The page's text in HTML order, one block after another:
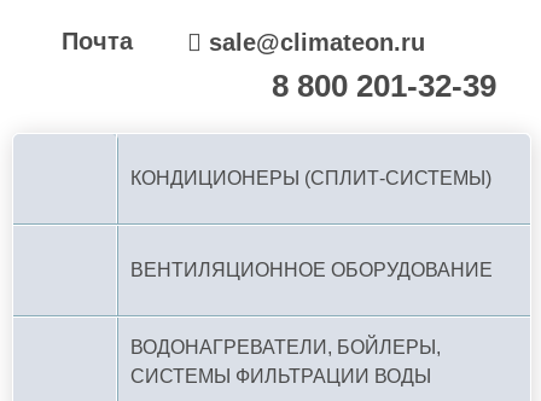
Почта sale@climateon.ru
8 800 201-32-39
КОНДИЦИОНЕРЫ (СПЛИТ-СИСТЕМЫ)
ВЕНТИЛЯЦИОННОЕ ОБОРУДОВАНИЕ
ВОДОНАГРЕВАТЕЛИ, БОЙЛЕРЫ,
СИСТЕМЫ ФИЛЬТРАЦИИ ВОДЫ